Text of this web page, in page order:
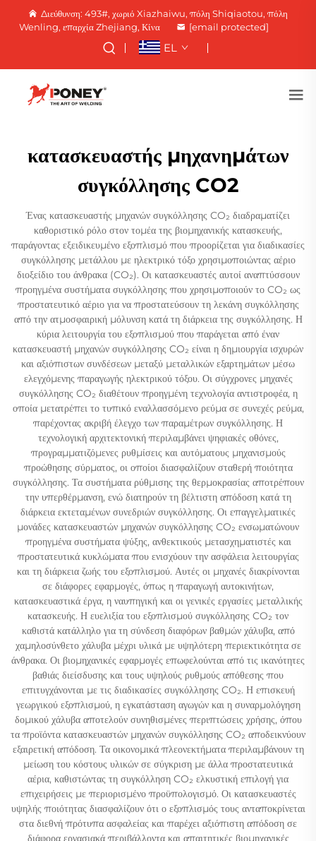
Διεύθυνση: 493#, χωριό Xiazhaiwu, πόλη Shiqiaotou, πόλη
Wenling, επαρχία Zhejiang, Κίνα
[email protected]
EL
κατασκευαστής μηχανημάτων
συγκόλλησης CO2
Ένας κατασκευαστής μηχανών συγκόλλησης CO₂ διαδραματίζει
καθοριστικό ρόλο στον τομέα της βιομηχανικής κατασκευής,
παράγοντας εξειδικευμένο εξοπλισμό που προορίζεται για διαδικασίες
συγκόλλησης μετάλλου με ηλεκτρικό τόξο χρησιμοποιώντας αέριο
διοξείδιο του άνθρακα (CO₂). Οι κατασκευαστές αυτοί αναπτύσσουν
προηγμένα συστήματα συγκόλλησης που χρησιμοποιούν το CO₂ ως
προστατευτικό αέριο για να προστατεύσουν τη λεκάνη συγκόλλησης
από την ατμοσφαιρική μόλυνση κατά τη διάρκεια της συγκόλλησης. Η
κύρια λειτουργία του εξοπλισμού που παράγεται από έναν
κατασκευαστή μηχανών συγκόλλησης CO₂ είναι η δημιουργία ισχυρών
και αξιόπιστων συνδέσεων μεταξύ μεταλλικών εξαρτημάτων μέσω
ελεγχόμενης παραγωγής ηλεκτρικού τόξου. Οι σύγχρονες μηχανές
συγκόλλησης CO₂ διαθέτουν προηγμένη τεχνολογία αντιστροφέα, η
οποία μετατρέπει το τυπικό εναλλασσόμενο ρεύμα σε συνεχές ρεύμα,
παρέχοντας ακριβή έλεγχο των παραμέτρων συγκόλλησης. Η
τεχνολογική αρχιτεκτονική περιλαμβάνει ψηφιακές οθόνες,
προγραμματιζόμενες ρυθμίσεις και αυτόματους μηχανισμούς
προώθησης σύρματος, οι οποίοι διασφαλίζουν σταθερή ποιότητα
συγκόλλησης. Τα συστήματα ρύθμισης της θερμοκρασίας αποτρέπουν
την υπερθέρμανση, ενώ διατηρούν τη βέλτιστη απόδοση κατά τη
διάρκεια εκτεταμένων συνεδριών συγκόλλησης. Οι επαγγελματικές
μονάδες κατασκευαστών μηχανών συγκόλλησης CO₂ ενσωματώνουν
προηγμένα συστήματα ψύξης, ανθεκτικούς μετασχηματιστές και
προστατευτικά κυκλώματα που ενισχύουν την ασφάλεια λειτουργίας
και τη διάρκεια ζωής του εξοπλισμού. Αυτές οι μηχανές διακρίνονται
σε διάφορες εφαρμογές, όπως η παραγωγή αυτοκινήτων,
κατασκευαστικά έργα, η ναυπηγική και οι γενικές εργασίες μεταλλικής
κατασκευής. Η ευελιξία του εξοπλισμού συγκόλλησης CO₂ τον
καθιστά κατάλληλο για τη σύνδεση διαφόρων βαθμών χάλυβα, από
χαμηλοσύνθετο χάλυβα μέχρι υλικά με υψηλότερη περιεκτικότητα σε
άνθρακα. Οι βιομηχανικές εφαρμογές επωφελούνται από τις ικανότητες
βαθιάς διείσδυσης και τους υψηλούς ρυθμούς απόθεσης που
επιτυγχάνονται με τις διαδικασίες συγκόλλησης CO₂. Η επισκευή
γεωργικού εξοπλισμού, η εγκατάσταση αγωγών και η συναρμολόγηση
δομικού χάλυβα αποτελούν συνηθισμένες περιπτώσεις χρήσης, όπου
τα προϊόντα κατασκευαστών μηχανών συγκόλλησης CO₂ αποδεικνύουν
εξαιρετική απόδοση. Τα οικονομικά πλεονεκτήματα περιλαμβάνουν τη
μείωση του κόστους υλικών σε σύγκριση με άλλα προστατευτικά
αέρια, καθιστώντας τη συγκόλληση CO₂ ελκυστική επιλογή για
επιχειρήσεις με περιορισμένο προϋπολογισμό. Οι κατασκευαστές
υψηλής ποιότητας διασφαλίζουν ότι ο εξοπλισμός τους ανταποκρίνεται
στα διεθνή πρότυπα ασφαλείας και παρέχει αξιόπιστη απόδοση σε
διάφορα εργασιακά περιβάλλοντα και απαιτητικές βιομηχανικές